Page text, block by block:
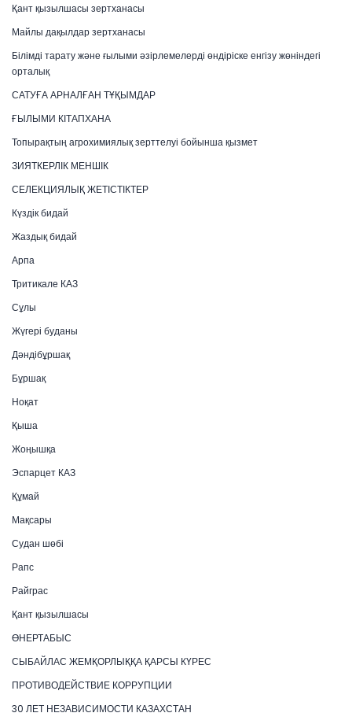
Қант қызылшасы зертханасы
Майлы дақылдар зертханасы
Білімді тарату және ғылыми әзірлемелерді өндіріске енгізу жөніндегі
орталық
САТУҒА АРНАЛҒАН ТҰҚЫМДАР
ҒЫЛЫМИ КІТАПХАНА
Топырақтың агрохимиялық зерттелуі бойынша қызмет
ЗИЯТКЕРЛІК МЕНШІК
СЕЛЕКЦИЯЛЫҚ ЖЕТІСТІКТЕР
Күздік бидай
Жаздық бидай
Арпа
Тритикале КАЗ
Сұлы
Жүгері буданы
Дәндібұршақ
Бұршақ
Ноқат
Қыша
Жоңышқа
Эспарцет КАЗ
Құмай
Мақсары
Судан шөбі
Рапс
Райграс
Қант қызылшасы
ӨНЕРТАБЫС
СЫБАЙЛАС ЖЕМҚОРЛЫҚҚА ҚАРСЫ КҮРЕС
ПРОТИВОДЕЙСТВИЕ КОРРУПЦИИ
30 ЛЕТ НЕЗАВИСИМОСТИ КАЗАХСТАН